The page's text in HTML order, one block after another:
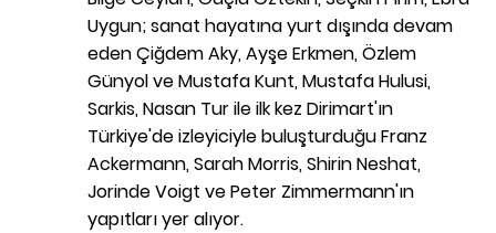
Uygun; sanat hayatına yurt dışında devam
eden Çiğdem Aky, Ayşe Erkmen, Özlem
Günyol ve Mustafa Kunt, Mustafa Hulusi,
Sarkis, Nasan Tur ile ilk kez Dirimart'ın
Türkiye'de izleyiciyle buluşturduğu Franz
Ackermann, Sarah Morris, Shirin Neshat,
Jorinde Voigt ve Peter Zimmermann'ın
yapıtları yer alıyor.